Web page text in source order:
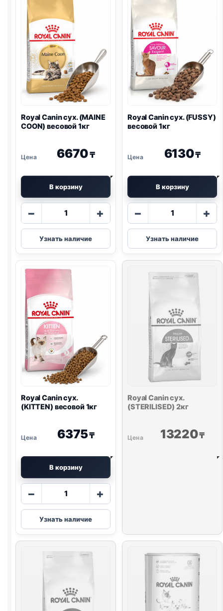
весовой
1кг
Royal Canin сух. (MAINE
COON) весовой 1кг
6670₸
В корзину
−
Количество
Royal
Canin
сух.
COON)
весовой
1кг
+
Узнать наличие
Royal Canin сух. (FUSSY)
весовой 1кг
6130₸
В корзину
−
Количество
Royal
Canin
сух.
весовой
+
Узнать наличие
Royal Canin сух.
(KITTEN) весовой 1кг
6375₸
В корзину
−
Количество
Royal
Canin
сух.
весовой
+
Узнать наличие
Royal Canin сух.
(STERILISED) 2кг
13220₸